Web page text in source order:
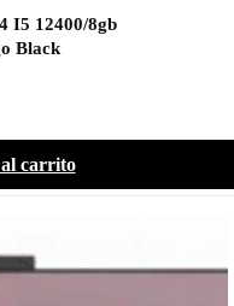
I5 12400/8gb
Black
carrito